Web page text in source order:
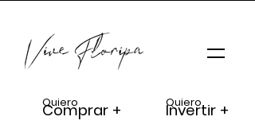
Comprar +
Quiero Invertir +
Quiero